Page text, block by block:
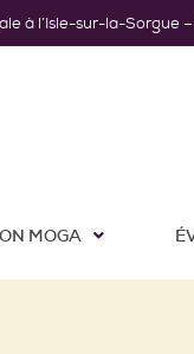
à l’Isle-sur-la-Sorgue
MOGA